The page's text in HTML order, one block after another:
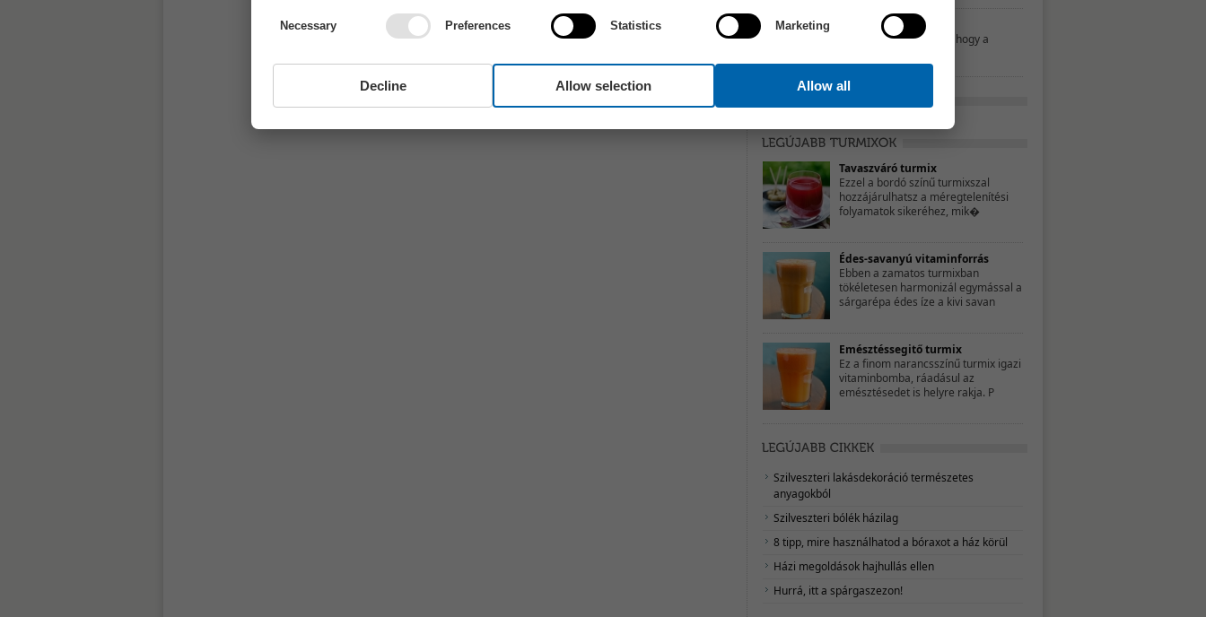
Mit nassoljon a gyerek?
Néhány szülő úgy gondolja, hogy a
Tavaszváró turmix
Ezzel a bordó színű turmixszal
hozzájárulhatsz a méregtelenítési
folyamatok sikeréhez, mik�
Édes-savanyú vitaminforrás
Ebben a zamatos turmixban
tökéletesen harmonizál egymással a
sárgarépa édes íze a kivi savan
Emésztéssegitő turmix
Ez a finom narancsszínű turmix igazi
vitaminbomba, ráadásul az
emésztésedet is helyre rakja. P
Szilveszteri lakásdekoráció természetes
anyagokból
Szilveszteri bólék házilag
8 tipp, mire használhatod a bóraxot a ház körül
Házi megoldások hajhullás ellen
Hurrá, itt a spárgaszezon!
Necessary Preferences Statistics Marketing
Decline Allow selection Allow all